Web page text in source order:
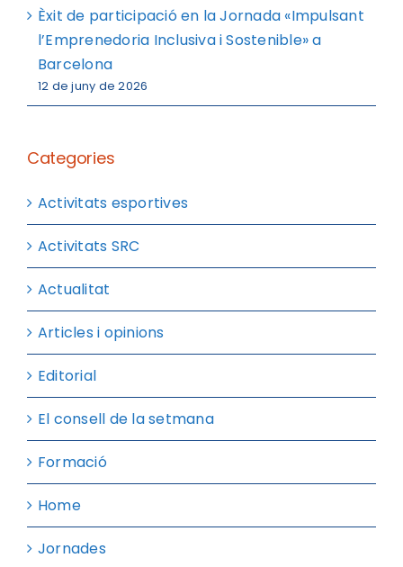
Èxit de participació en la Jornada «Impulsant
l’Emprenedoria Inclusiva i Sostenible» a
Barcelona
12 de juny de 2026
Categories
Activitats esportives
Activitats SRC
Actualitat
Articles i opinions
Editorial
El consell de la setmana
Formació
Home
Jornades